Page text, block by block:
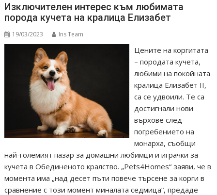
Изключителен интерес към любимата
порода кучета на кралица Елизабет
19/03/2023 Ins Team
Цените на коргитата
– породата кучета,
любими на покойната
кралица Елизабет II,
са се удвоили. Те са
достигнали нови
върхове след
погребението на
монарха, съобщи
най-големият пазар за домашни любимци и играчки за
кучета в Обединеното кралство. „Pets4Homes“ заяви, че в
момента има „над десет пъти повече търсене за корги в
сравнение с този момент миналата седмица“, предаде